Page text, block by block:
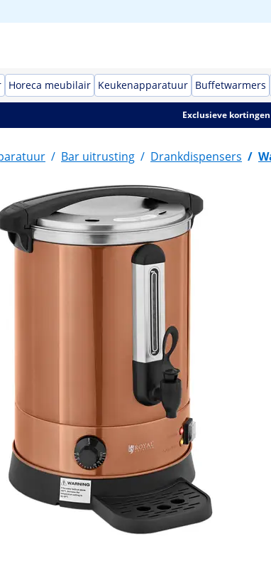
Horeca meubilair Keukenapparatuur Buffetwarmers
Exclusieve
/ Bar uitrusting / Drankdispensers /